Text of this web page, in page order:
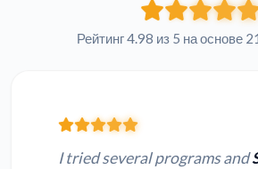
Рейтинг 4.98 из 5 на основе
I tried several programs and